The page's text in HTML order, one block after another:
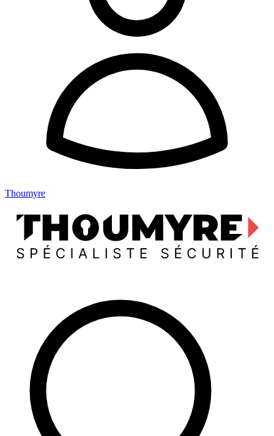
Thoumyre